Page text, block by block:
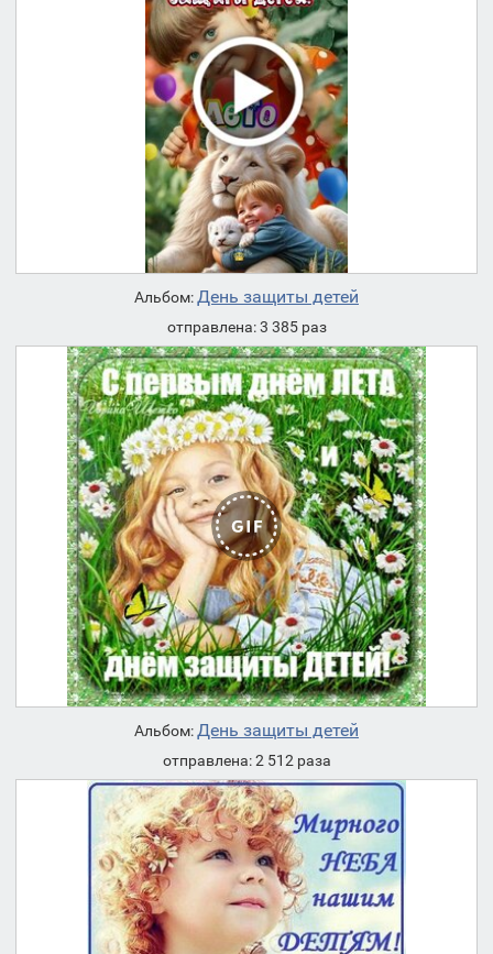
Альбом:День защиты детей
отправлена: 3 385 раз
Альбом:День защиты детей
отправлена: 2 512 раза